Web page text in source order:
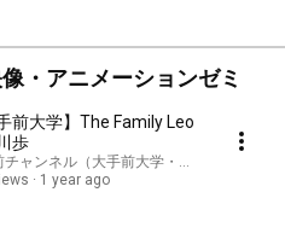
・アニメーションゼミ
前大学】The Family Leo
歩
チャンネル（大手前大学・大手前短期大学
1 year ago